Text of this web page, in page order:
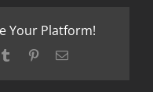
Your Platform!
Tumblr PinterestEmail